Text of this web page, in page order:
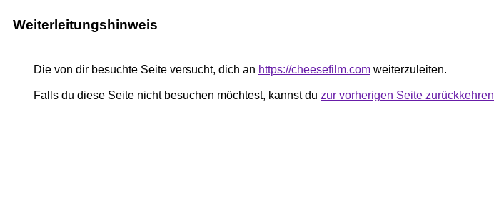
Weiterleitungshinweis
Die von dir besuchte Seite versucht, dich an https://cheesefilm.com weiterzuleiten.
Falls du diese Seite nicht besuchen möchtest, kannst du zur vorherigen Seite zurückkehren